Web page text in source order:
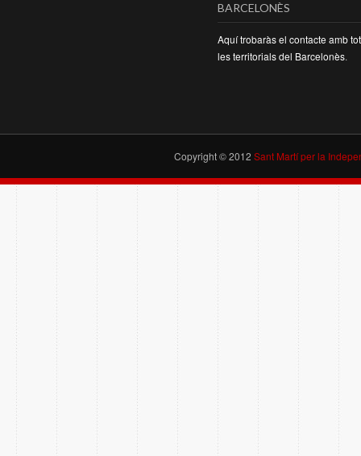
BARCELONÈS
Aquí trobaràs el contacte amb
les territorials del Barcelonès.
Copyright © 2012 Sant Martí per la